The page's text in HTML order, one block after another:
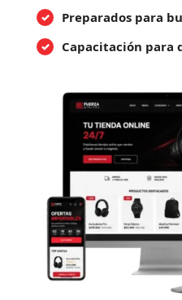
Preparados para
Capacitación para